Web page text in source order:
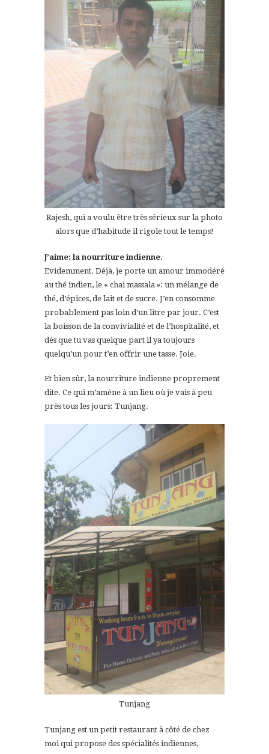
Rajesh, qui a voulu être très sérieux sur la photo
alors que d’habitude il rigole tout le temps!
J’aime: la nourriture indienne.
Evidemment. Déjà, je porte un amour immodéré
au thé indien, le « chai massala »: un mélange de
thé, d’épices, de lait et de sucre. J’en consomme
probablement pas loin d’un litre par jour. C’est
la boisson de la convivialité et de l’hospitalité, et
dès que tu vas quelque part il ya toujours
quelqu’un pour t’en offrir une tasse. Joie.
Et bien sûr, la nourriture indienne proprement
dite. Ce qui m’amène à un lieu où je vais à peu
près tous les jours: Tunjang.
Tunjang
Tunjang est un petit restaurant à côté de chez
moi qui propose des spécialités indiennes,